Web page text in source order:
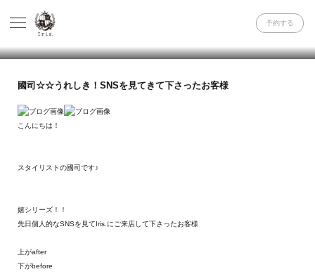
予約する
國司☆☆うれしき！SNSを見てきて下さったお客様
こんにちは！
スタイリストの國司です♪
嬉シリーズ！！
先日個人的なSNSを見てIris.にご来店して下さったお客様
上がafter
下がbefore